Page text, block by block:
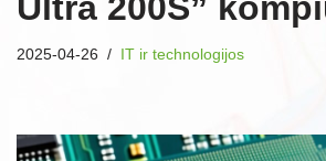
2025-04-26 IT ir technologijos